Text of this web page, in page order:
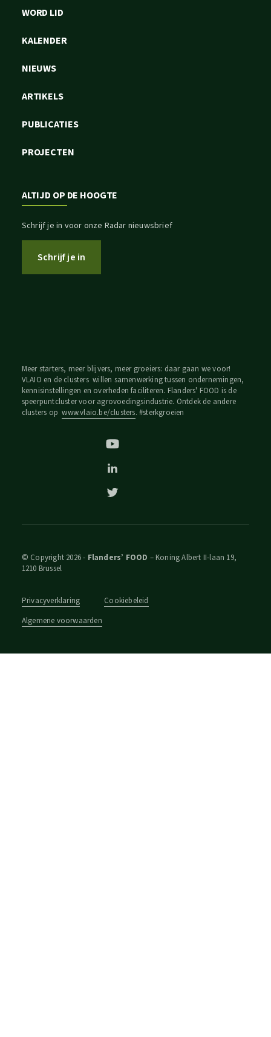
WORD LID
KALENDER
NIEUWS
ARTIKELS
PUBLICATIES
PROJECTEN
ALTIJD OP DE HOOGTE
Schrijf je in voor onze Radar nieuwsbrief
Schrijf je in
Meer starters, meer blijvers, meer groeiers: daar gaan we voor!
VLAIO en de clusters willen samenwerking tussen ondernemingen,
kennisinstellingen en overheden faciliteren. Flanders' FOOD is de
speerpuntcluster voor agrovoedingsindustrie. Ontdek de andere
clusters opwww.vlaio.be/clusters. #sterkgroeien
© Copyright 2026 - Flanders’ FOOD – Koning Albert II-laan 19,
1210 Brussel
Privacyverklaring
Cookiebeleid
Algemene voorwaarden